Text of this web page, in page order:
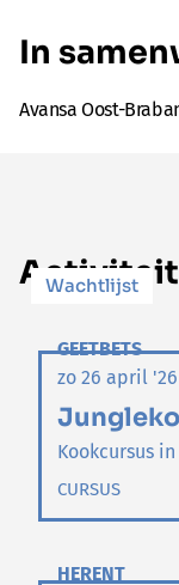
In
Avansa Oost-
Wachtlijst
GEETBETS
zo 26 april
Kookcursus
CURSUS
HERENT